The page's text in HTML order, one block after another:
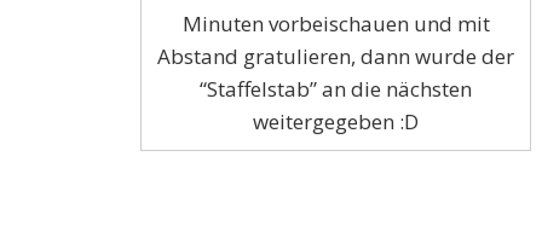
Minuten vorbeischauen und mit
Abstand gratulieren, dann wurde der
“Staffelstab” an die nächsten
weitergegeben :D